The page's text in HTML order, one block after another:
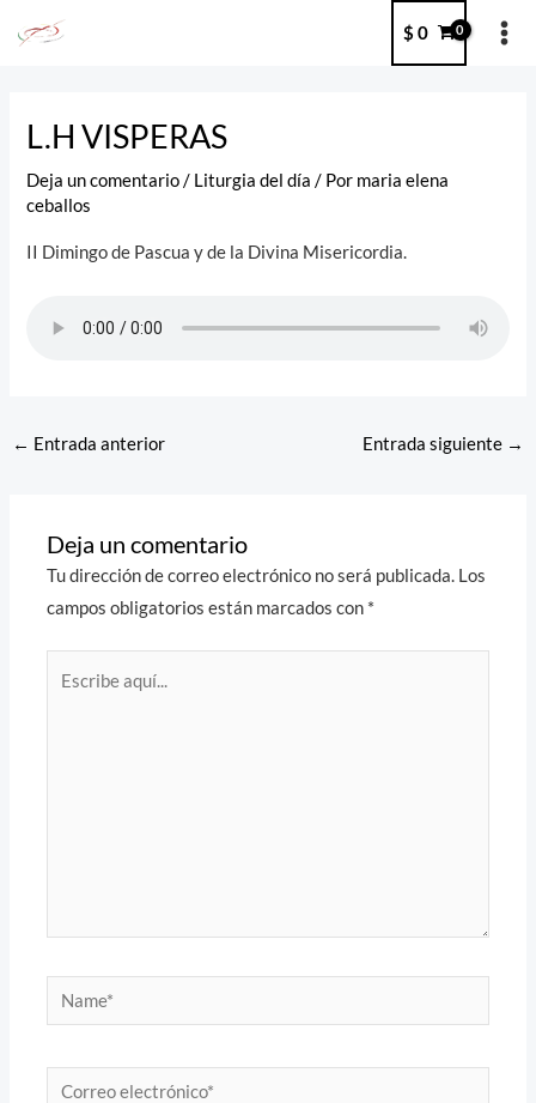
$ 0
L.H VISPERAS
Deja un comentario / Liturgia del día / Por maria elena
ceballos
II Dimingo de Pascua y de la Divina Misericordia.
← Entrada anterior Entrada siguiente →
Deja un comentario
Tu dirección de correo electrónico no será publicada. Los
campos obligatorios están marcados con *
Name*
Correo